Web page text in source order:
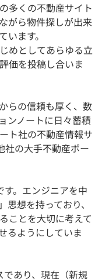
多くの不動産サイト
がら物件探しが出来
ます。
めとしてあらゆる立
価を投稿し合いま
らの信頼も厚く、数
ンノートに日々蓄積
ト社の不動産情報サ
社の大手不動産ポー
。エンジニアを中
想を持っており、
ことを大切に考えて
るようにしていま
あり、現在（新規